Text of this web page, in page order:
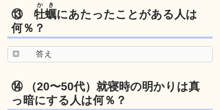
⑬ 牡蠣
かき
にあたったことがある人は
何％？
答え
⑭ （20〜50代）就寝時の明かりは真
っ暗にする人は何％？